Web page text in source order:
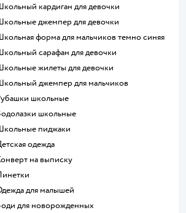
Школьный кардиган для девочки
Школьные джемпер для девочки
Школьная форма для мальчиков темно синяя
Школьный сарафан для девочки
Школьные жилеты для девочки
Школьный джемпер для мальчиков
Рубашки школьные
Водолазки школьные
Школьные пиджаки
Детская одежда
Конверт на выписку
Пинетки
Одежда для малышей
Боди для новорожденных